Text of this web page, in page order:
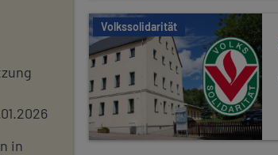
in
Volkssolidarität